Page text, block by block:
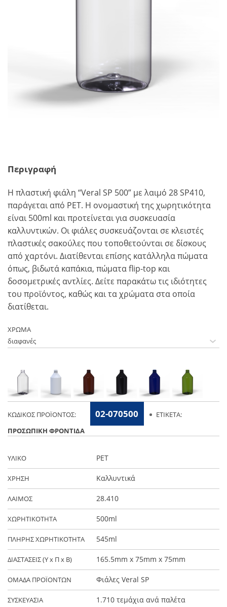
Περιγραφή
Η πλαστική φιάλη “Veral SP 500” με λαιμό 28 SP410,
παράγεται από PET. Η ονομαστική της χωρητικότητα
είναι 500ml και προτείνεται για συσκευασία
καλλυντικών. Οι φιάλες συσκευάζονται σε κλειστές
πλαστικές σακούλες που τοποθετούνται σε δίσκους
από χαρτόνι. Διατίθενται επίσης κατάλληλα πώματα
όπως, βιδωτά καπάκια, πώματα flip-top και
δοσομετρικές αντλίες. Δείτε παρακάτω τις ιδιότητες
του προϊόντος, καθώς και τα χρώματα στα οποία
διατίθεται.
ΥΛΙΚΟ PET
ΧΡΗΣΗ Καλλυντικά
ΛΑΙΜΟΣ 28.410
ΧΩΡΗΤΙΚΟΤΗΤΑ 500ml
ΠΛΗΡΗΣ ΧΩΡΗΤΙΚΟΤΗΤΑ 545ml
ΔΙΑΣΤΑΣΕΙΣ (Y x Π x Β) 165.5mm x 75mm x 75mm
ΟΜΑΔΑ ΠΡΟΪΟΝΤΩΝ Φιάλες Veral SP
ΣΥΣΚΕΥΑΣΙΑ 1.710 τεμάχια ανά παλέτα
ΧΡΩΜΑ
ΚΩΔΙΚΌΣ ΠΡΟΪΌΝΤΟΣ: 02-070500
ΕΤΙΚΈΤΑ:
ΠΡΟΣΩΠΙΚΉ ΦΡΟΝΤΊΔΑ